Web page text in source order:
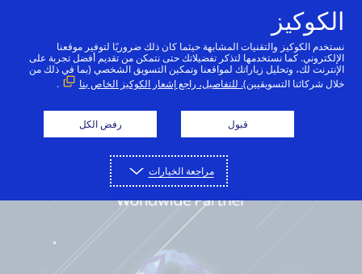
عربي
الكوكيز
نستخدم الكوكيز والتقنيات المشابهة حيثما كان ذلك ضروريًا لتوفير موقعنا
الإلكتروني. كما نستخدمها لتذكر تفضيلاتك حتى نتمكن من تقديم أفضل تجربة على
الإنترنت لك، وتحليل زياراتك لمواقعنا وتمكين التسويق الشخصي (بما في ذلك من
خلال شركائنا التسويقيين). للتفاصيل، راجع إشعار الكوكيز الخاص بنا .
قبول رفض الكل
مراجعة الخيارات